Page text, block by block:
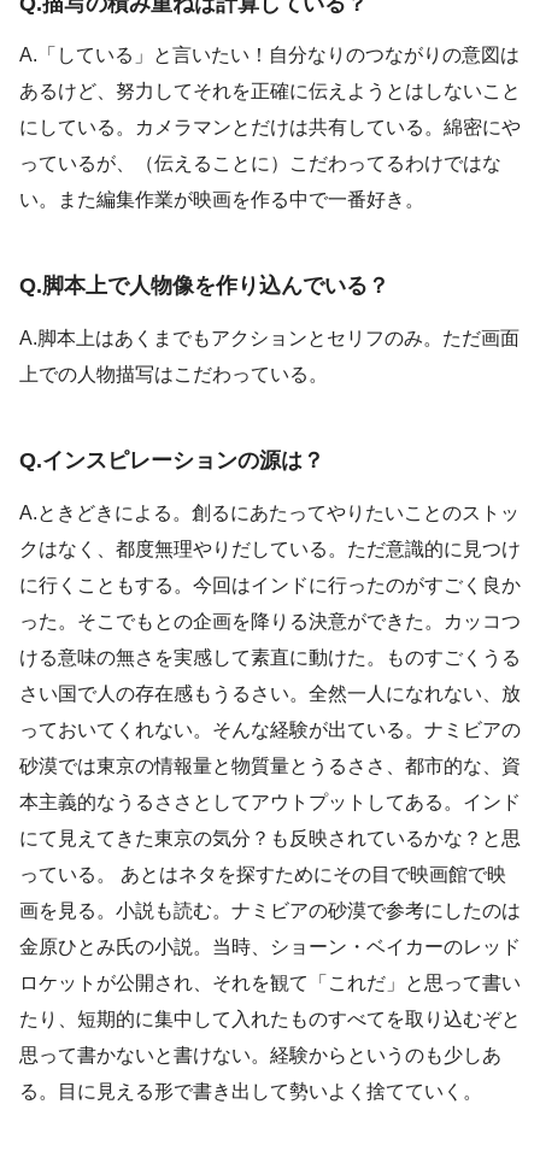
A.「している」と言いたい！自分なりのつながりの意図は
あるけど、努力してそれを正確に伝えようとはしないこと
にしている。カメラマンとだけは共有している。綿密にや
っているが、（伝えることに）こだわってるわけではな
い。また編集作業が映画を作る中で一番好き。
Q.脚本上で人物像を作り込んでいる？
A.脚本上はあくまでもアクションとセリフのみ。ただ画面
上での人物描写はこだわっている。
Q.インスピレーションの源は？
A.ときどきによる。創るにあたってやりたいことのストッ
クはなく、都度無理やりだしている。ただ意識的に見つけ
に行くこともする。今回はインドに行ったのがすごく良か
った。そこでもとの企画を降りる決意ができた。カッコつ
ける意味の無さを実感して素直に動けた。ものすごくうる
さい国で人の存在感もうるさい。全然一人になれない、放
っておいてくれない。そんな経験が出ている。ナミビアの
砂漠では東京の情報量と物質量とうるささ、都市的な、資
本主義的なうるささとしてアウトプットしてある。インド
にて見えてきた東京の気分？も反映されているかな？と思
っている。 あとはネタを探すためにその目で映画館で映
画を見る。小説も読む。ナミビアの砂漠で参考にしたのは
金原ひとみ氏の小説。当時、ショーン・ベイカーのレッド
ロケットが公開され、それを観て「これだ」と思って書い
たり、短期的に集中して入れたものすべてを取り込むぞと
思って書かないと書けない。経験からというのも少しあ
る。目に見える形で書き出して勢いよく捨てていく。